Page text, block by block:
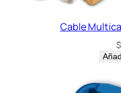
Cable
$